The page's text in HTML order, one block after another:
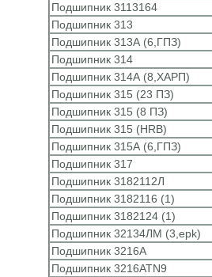
Подшипник 3113164
Подшипник 313
Подшипник 313А (6,ГПЗ)
Подшипник 314
Подшипник 314А (8,ХАРП)
Подшипник 315 (23 ПЗ)
Подшипник 315 (8 ПЗ)
Подшипник 315 (HRB)
Подшипник 315А (6,ГПЗ)
Подшипник 317
Подшипник 3182112Л
Подшипник 3182116 (1)
Подшипник 3182124 (1)
Подшипник 32134ЛМ (3,epk)
Подшипник 3216A
Подшипник 3216ATN9